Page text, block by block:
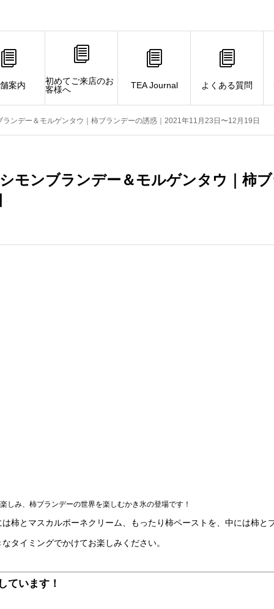
案内
初めてご来店のお
客様へ
TEA Journal よくある質問
ランデー＆モルゲンタウ｜柿ブランデーの誘惑｜2021年11月23日〜12月19日
モンブランデー＆モルゲンタウ｜柿
しみ、柿ブランデーの世界を楽しむかき氷の登場です！
柿とマスカルポーネクリーム、もったり柿ペーストを、中には柿と
タイミングでかけてお楽しみください。
ています！